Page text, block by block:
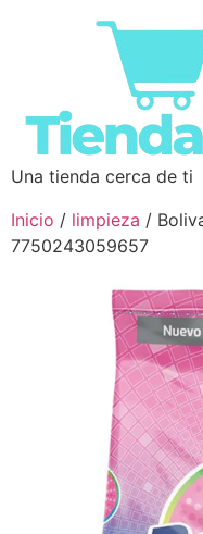
Una tienda cerca de ti
Inicio / limpieza /
7750243059657